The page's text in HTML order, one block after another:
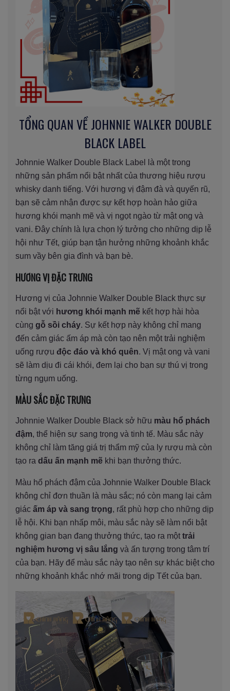
TỔNG QUAN VỀ JOHNNIE WALKER DOUBLE
BLACK LABEL
Johnnie Walker Double Black Label là một trong
những sản phẩm nổi bật nhất của thương hiệu rượu
whisky danh tiếng. Với hương vị đậm đà và quyến rũ,
bạn sẽ cảm nhận được sự kết hợp hoàn hảo giữa
hương khói mạnh mẽ và vị ngọt ngào từ mật ong và
vani. Đây chính là lựa chọn lý tưởng cho những dịp lễ
hội như Tết, giúp bạn tận hưởng những khoảnh khắc
sum vầy bên gia đình và bạn bè.
HƯƠNG VỊ ĐẶC TRƯNG
Hương vị của Johnnie Walker Double Black thực sự
nổi bật với hương khói mạnh mẽ kết hợp hài hòa
cùng gỗ sồi cháy. Sự kết hợp này không chỉ mang
đến cảm giác ấm áp mà còn tạo nên một trải nghiệm
uống rượu độc đáo và khó quên. Vị mật ong và vani
sẽ làm dịu đi cái khói, đem lại cho bạn sự thú vị trong
từng ngụm uống.
MÀU SẮC ĐẶC TRƯNG
Johnnie Walker Double Black sở hữu màu hổ phách
đậm, thể hiện sự sang trọng và tinh tế. Màu sắc này
không chỉ làm tăng giá trị thẩm mỹ của ly rượu mà còn
tạo ra dấu ấn mạnh mẽ khi bạn thưởng thức.
Màu hổ phách đậm của Johnnie Walker Double Black
không chỉ đơn thuần là màu sắc; nó còn mang lại cảm
giác ấm áp và sang trọng, rất phù hợp cho những dịp
lễ hội. Khi bạn nhấp môi, màu sắc này sẽ làm nổi bật
không gian bạn đang thưởng thức, tạo ra một trải
nghiệm hương vị sâu lắng và ấn tượng trong tâm trí
của bạn. Hãy để màu sắc này tạo nên sự khác biệt cho
những khoảnh khắc nhớ mãi trong dịp Tết của bạn.